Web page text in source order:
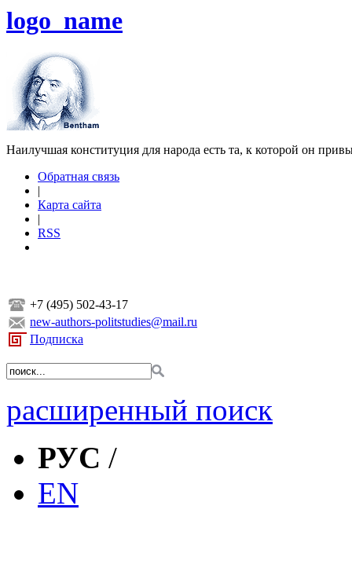
logo_name
Наилучшая конституция для народа есть та, к которой он
Обратная связь
|
Карта сайта
|
RSS
+7 (495) 502-43-17
new-authors-politstudies@mail.ru
Подписка
расширенный поиск
РУС /
EN